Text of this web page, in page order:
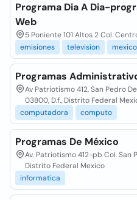
Programa Dia A Dia-
Web
5 Poniente 101 Altos 2 Col.
emisiones
television mexico
Programas
Av Patriotismo 412, San Pedro
03800, D.f., Distrito Federal
computadora
computo
Programas De México
Av. Patriotismo 412-pb Col. San
Distrito Federal Mexico
informatica